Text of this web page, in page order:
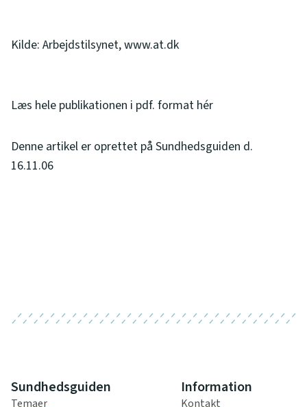
Kilde: Arbejdstilsynet, www.at.dk
Læs hele publikationen i pdf. format hér
Denne artikel er oprettet på Sundhedsguiden d.
16.11.06
Sundhedsguiden
Temaer
Information
Kontakt